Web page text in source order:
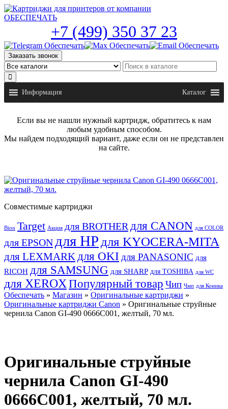
Skip
to
+7 (499) 350 37 23
Заказать звонок
Информация Каталог
Если вы не нашли нужный картридж, обратитесь к нам
любым удобным способом.
Мы найдем подходящий вариант, даже если он не представлен
на сайте.
Совместимые картриджи
Bion Target Акция для BROTHER для CANON для COLOR
для EPSON для HP для KYOCERA-MITA
для LEXMARK для OKI для PANASONIC для
RICOH для SAMSUNG для SHARP для TOSHIBA для WC
для XEROX Популярный товар Чип Чмп для Коника
Обеспечать » Магазин » Оригинальные картриджи »
Оригинальные картриджи Canon » Оригинальные струйные
чернила Canon GI-490 0666C001, желтый, 70 мл.
Оригинальные струйные
чернила Canon GI-490
0666C001, желтый, 70 мл.